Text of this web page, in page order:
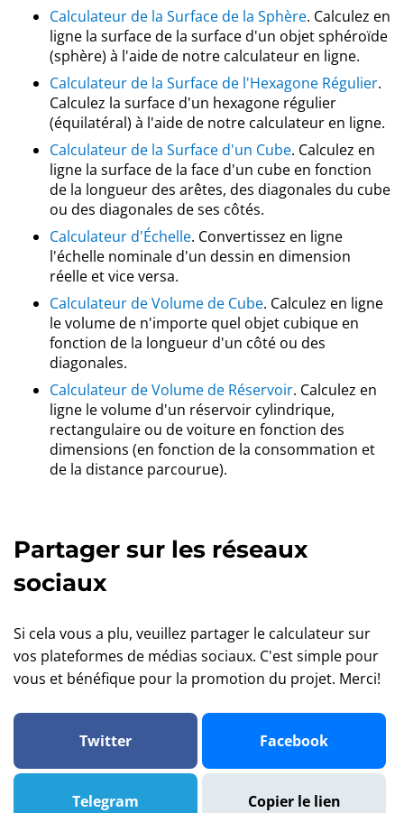
Calculateur de la Surface de la Sphère. Calculez en
ligne la surface de la surface d'un objet sphéroïde
(sphère) à l'aide de notre calculateur en ligne.
Calculateur de la Surface de l'Hexagone Régulier.
Calculez la surface d'un hexagone régulier
(équilatéral) à l'aide de notre calculateur en ligne.
Calculateur de la Surface d'un Cube. Calculez en
ligne la surface de la face d'un cube en fonction
de la longueur des arêtes, des diagonales du cube
ou des diagonales de ses côtés.
Calculateur d'Échelle. Convertissez en ligne
l'échelle nominale d'un dessin en dimension
réelle et vice versa.
Calculateur de Volume de Cube. Calculez en ligne
le volume de n'importe quel objet cubique en
fonction de la longueur d'un côté ou des
diagonales.
Calculateur de Volume de Réservoir. Calculez en
ligne le volume d'un réservoir cylindrique,
rectangulaire ou de voiture en fonction des
dimensions (en fonction de la consommation et
de la distance parcourue).
Partager sur les réseaux
sociaux
Si cela vous a plu, veuillez partager le calculateur sur
vos plateformes de médias sociaux. C'est simple pour
vous et bénéfique pour la promotion du projet. Merci!
Twitter Facebook
Telegram Copier le lien